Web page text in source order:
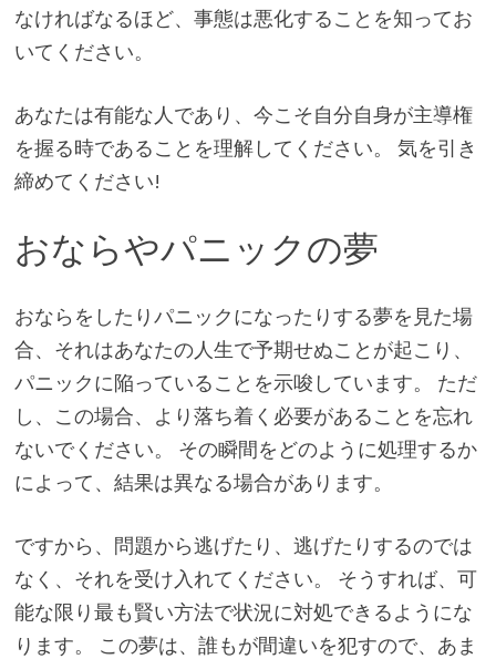
なければなるほど、事態は悪化することを知ってお
いてください。
あなたは有能な人であり、今こそ自分自身が主導権
を握る時であることを理解してください。 気を引き
締めてください!
おならやパニックの夢
おならをしたりパニックになったりする夢を見た場
合、それはあなたの人生で予期せぬことが起こり、
パニックに陥っていることを示唆しています。 ただ
し、この場合、より落ち着く必要があることを忘れ
ないでください。 その瞬間をどのように処理するか
によって、結果は異なる場合があります。
ですから、問題から逃げたり、逃げたりするのでは
なく、それを受け入れてください。 そうすれば、可
能な限り最も賢い方法で状況に対処できるようにな
ります。 この夢は、誰もが間違いを犯すので、あま